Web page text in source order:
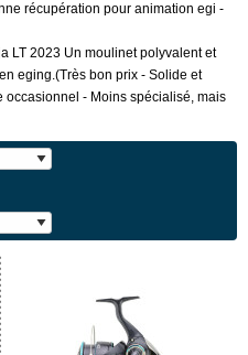
récupération pour animation egi -
LT 2023 Un moulinet polyvalent et
eging.(Très bon prix - Solide et
- Moins spécialisé, mais